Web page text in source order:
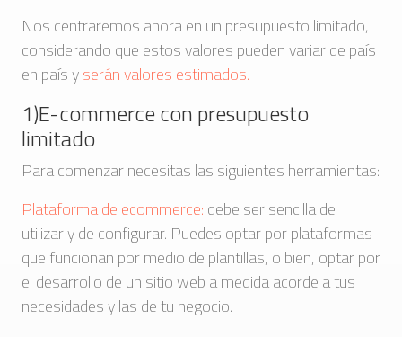
Nos centraremos ahora en un presupuesto limitado,
considerando que estos valores pueden variar de país
en país yserán valores estimados.
1)E-commerce con presupuesto
limitado
Para comenzar necesitas las siguientes herramientas:
Plataforma de ecommerce: debe ser sencilla de
utilizar y de configurar. Puedes optar por plataformas
que funcionan por medio de plantillas, o bien, optar por
el desarrollo de un sitio web a medida acorde a tus
necesidades y las de tu negocio.